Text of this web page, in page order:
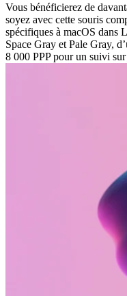
Vous bénéficierez de
soyez avec cette souris
spécifiques à macOS dans
Space Gray et Pale Gray,
8 000 PPP pour un suivi